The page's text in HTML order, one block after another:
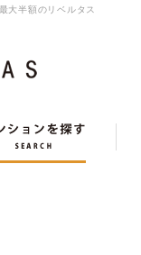
大半額のリベルタス